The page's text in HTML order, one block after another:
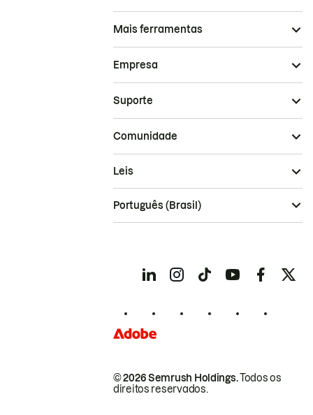
Mais ferramentas
Empresa
Suporte
Comunidade
© 2026 Semrush Holdings.Todos os
direitos reservados.
Leis
Português (Brasil)